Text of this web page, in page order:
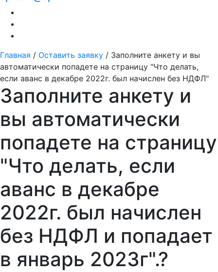
Главная / Оставить заявку / Заполните анкету и вы
автоматически попадете на страницу "Что делать,
если аванс в декабре 2022г. был начислен без НДФЛ"
Заполните анкету и
вы автоматически
попадете на страницу
"Что делать, если
аванс в декабре
2022г. был начислен
без НДФЛ и попадает
в январь 2023г".?